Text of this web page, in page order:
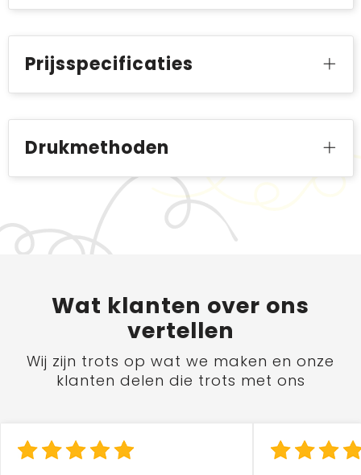
Prijsspecificaties
Drukmethoden
Wat klanten over ons
vertellen
Wij zijn trots op wat we maken en onze
klanten delen die trots met ons